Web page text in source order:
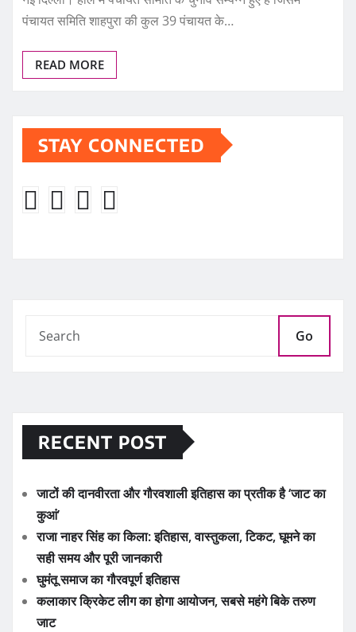
पंचायत समिति शाहपुरा की कुल 39 पंचायत के…
READ MORE
STAY CONNECTED
Go
RECENT POST
जाटों की दानवीरता और गौरवशाली इतिहास का प्रतीक है ‘जाट का
कुआं’
राजा नाहर सिंह का किला: इतिहास, वास्तुकला, टिकट, घूमने का
सही समय और पूरी जानकारी
घुमंतू समाज का गौरवपूर्ण इतिहास
कलाकार क्रिकेट लीग का होगा आयोजन, सबसे महंगे बिके तरुण
जाट